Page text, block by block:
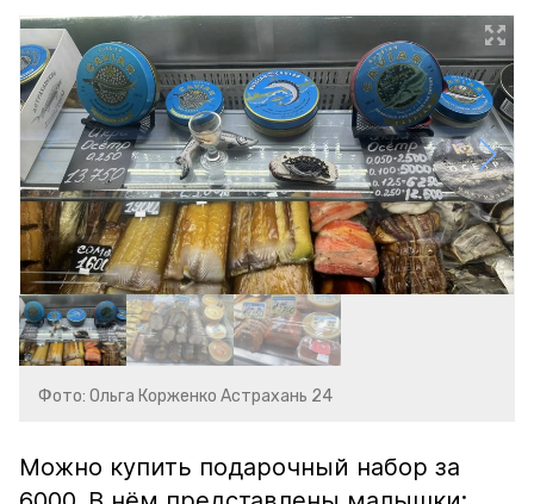
Фото: Ольга Корженко Астрахань 24
Можно купить подарочный набор за